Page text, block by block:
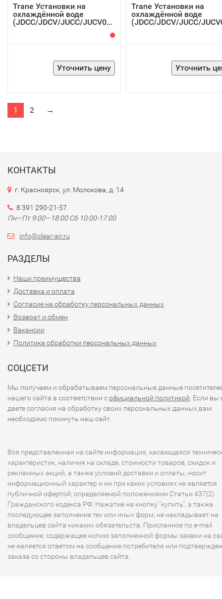
Trane Установки на
охлаждённой воде
(JDCC/JDCV/JUCC/JUCV0...
Trane Установки на
охлаждённой воде
(JDCC/JDCV/JUCC/
1 2 →
КОНТАКТЫ
г. Красноярск, ул. Молокова, д. 14
8 391 290-21-57
Пн—Пт 9:00—18:00 Сб 10:00-17:00
info@clear-air.ru
РАЗДЕЛЫ
Наши преимущества
Доставка и оплата
Согласие на обработку персональных данных
Возврат и обмен
Вакансии
Политика обработки персональных данных
СОЦСЕТИ
Мы получаем и обрабатываем персональные данные
нашего сайта в соответствии софициальной политикой . Если вы
даете согласия на обработку своих персональных данных,вам
необходимо покинуть наш сайт.
Вся представленная на сайте информация, касающаяся
характеристик, наличия на складе, стоимости товаров, скидок и
рекламных акций, а также условий доставки и оплаты, носит
информационный характер и ни при каких условиях не является
публичной офертой, определяемой положениями Статьи 437(2)
Гражданского кодекса РФ. Нажатие на кнопку "купить", а также
последующее заполнение тех или иных форм, не накладывает на
владельцев сайта никаких обязательств. Присланное по e-mail
сообщение, содержащее копию заполненной формы заявки на
не является ответом на сообщение потребителя или
заказа со стороны владельцев сайта.